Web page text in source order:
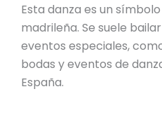
Esta danza es un
madrileña. Se suele
eventos especiales,
bodas y eventos de
España.